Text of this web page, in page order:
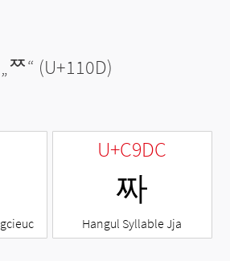
ᄍ“ (U+110D)
U+C9DC
짜
Hangul Syllable Jja